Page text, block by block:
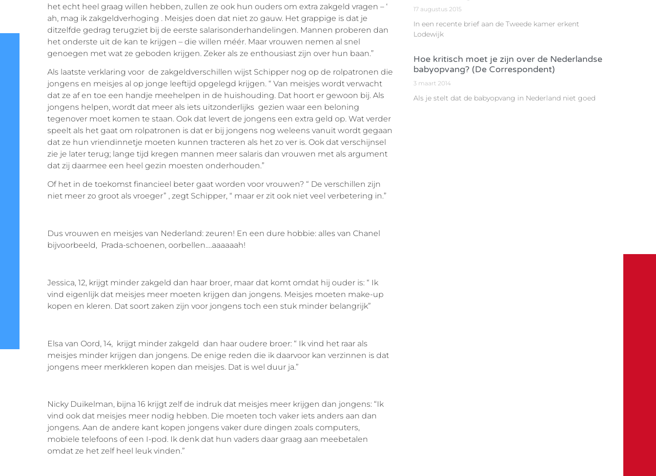
het echt heel graag willen hebben, zullen ze ook hun ouders om extra zakgeld vragen – ‘
ah, mag ik zakgeldverhoging . Meisjes doen dat niet zo gauw. Het grappige is dat je
ditzelfde gedrag terugziet bij de eerste salarisonderhandelingen. Mannen proberen dan
het onderste uit de kan te krijgen – die willen méér. Maar vrouwen nemen al snel
genoegen met wat ze geboden krijgen. Zeker als ze enthousiast zijn over hun baan.”
Als laatste verklaring voor de zakgeldverschillen wijst Schipper nog op de rolpatronen die
jongens en meisjes al op jonge leeftijd opgelegd krijgen. “ Van meisjes wordt verwacht
dat ze af en toe een handje meehelpen in de huishouding. Dat hoort er gewoon bij. Als
jongens helpen, wordt dat meer als iets uitzonderlijks gezien waar een beloning
tegenover moet komen te staan. Ook dat levert de jongens een extra geld op. Wat verder
speelt als het gaat om rolpatronen is dat er bij jongens nog weleens vanuit wordt gegaan
dat ze hun vriendinnetje moeten kunnen tracteren als het zo ver is. Ook dat verschijnsel
zie je later terug; lange tijd kregen mannen meer salaris dan vrouwen met als argument
dat zij daarmee een heel gezin moesten onderhouden.”
Of het in de toekomst financieel beter gaat worden voor vrouwen? “ De verschillen zijn
niet meer zo groot als vroeger” , zegt Schipper, “ maar er zit ook niet veel verbetering in.”
Dus vrouwen en meisjes van Nederland: zeuren! En een dure hobbie: alles van Chanel
bijvoorbeeld, Prada-schoenen, oorbellen….aaaaaah!
Jessica, 12, krijgt minder zakgeld dan haar broer, maar dat komt omdat hij ouder is: “ Ik
vind eigenlijk dat meisjes meer moeten krijgen dan jongens. Meisjes moeten make-up
kopen en kleren. Dat soort zaken zijn voor jongens toch een stuk minder belangrijk”
Elsa van Oord, 14, krijgt minder zakgeld dan haar oudere broer: “ Ik vind het raar als
meisjes minder krijgen dan jongens. De enige reden die ik daarvoor kan verzinnen is dat
jongens meer merkkleren kopen dan meisjes. Dat is wel duur ja.”
Nicky Duikelman, bijna 16 krijgt zelf de indruk dat meisjes meer krijgen dan jongens: “Ik
vind ook dat meisjes meer nodig hebben. Die moeten toch vaker iets anders aan dan
jongens. Aan de andere kant kopen jongens vaker dure dingen zoals computers,
mobiele telefoons of een I-pod. Ik denk dat hun vaders daar graag aan meebetalen
omdat ze het zelf heel leuk vinden.”
17 augustus 2015
In een recente brief aan de Tweede kamer erkent
Lodewijk
Hoe kritisch moet je zijn over de Nederlandse
babyopvang? (De Correspondent)
3 maart 2014
Als je stelt dat de babyopvang in Nederland niet goed